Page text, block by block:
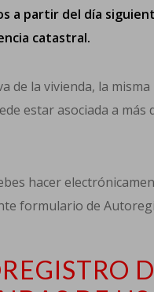
a partir del día
catastral.
de la vivienda, la misma
estar asociada a más
hacer
formulario de